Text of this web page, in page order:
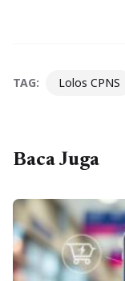
TAG: Lolos CPNS
Baca Juga